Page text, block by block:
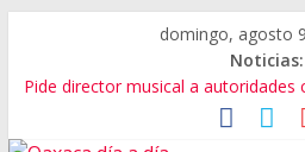
domingo, agosto
Noticias:
Pide director musical a autoridades
SEP Oaxaca admite fallas en
datos